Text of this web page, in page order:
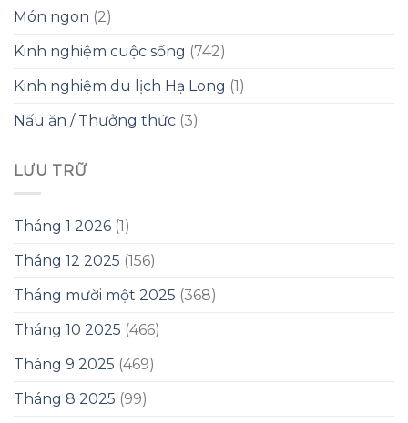
Món ngon (2)
Kinh nghiệm cuộc sống (742)
Kinh nghiệm du lịch Hạ Long (1)
Nấu ăn / Thưởng thức (3)
LƯU TRỮ
Tháng 1 2026 (1)
Tháng 12 2025 (156)
Tháng mười một 2025 (368)
Tháng 10 2025 (466)
Tháng 9 2025 (469)
Tháng 8 2025 (99)